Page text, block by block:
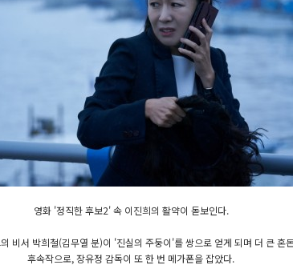
영화 '정직한 후보2' 속 이진희의 활약이 돋보인다.
비서 박희철(김무열 분)이 '진실의 주둥이'를 쌍으로 얻게 되며 더 큰
후속작으로, 장유정 감독이 또 한 번 메가폰을 잡았다.